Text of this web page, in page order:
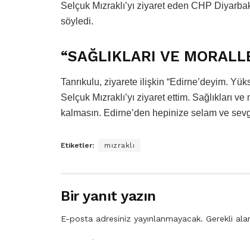
Selçuk Mızraklı’yı ziyaret eden CHP
söyledi.
“SAĞLIKLARI VE
Tanrıkulu, ziyarete ilişkin “Edirne’deyim.
Selçuk Mızraklı’yı ziyaret ettim. Sağlıkları
kalmasın. Edirne’den hepinize selam ve
Etiketler: mızraklı
Bir yanıt yazın
E-posta adresiniz yayınlanmayacak. Gerekli